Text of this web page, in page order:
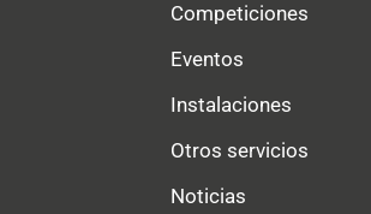
Competiciones
Eventos
Instalaciones
Otros servicios
Noticias